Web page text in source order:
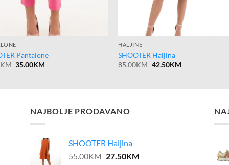
Pantalone
KM Original
35.00KM
HALJINE
SHOOTER Haljina
85.00KM Original
42.50KMCurrent
NAJBOLJE PRODAVANO
SHOOTER Haljina
55.00KM Original
27.50KMCurrent